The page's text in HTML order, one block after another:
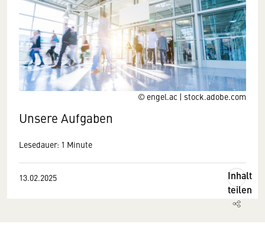
© engel.ac | stock.adobe.com
Unsere Aufgaben
Lesedauer: 1 Minute
13.02.2025
Inhalt
teilen